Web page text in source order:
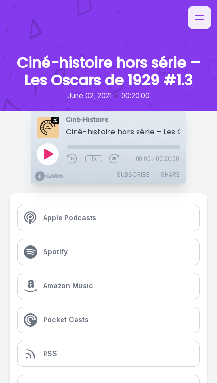
Ciné-histoire hors série –
Les Oscars de 1929 #1.3
June 02, 2021 • 00:20:00
Ciné-Histoire
1x 00:00 / 00:20:00
SUBSCRIBE SHARE
Apple Podcasts
Spotify
Amazon Music
Pocket Casts
RSS